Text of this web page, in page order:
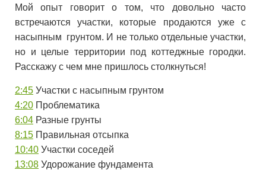
Мой опыт говорит о том, что довольно часто
встречаются участки, которые продаются уже с
насыпным грунтом. И не только отдельные участки,
но и целые территории под коттеджные городки.
Расскажу с чем мне пришлось столкнуться!
2:45 Участки с насыпным грунтом
4:20 Проблематика
6:04 Разные грунты
8:15 Правильная отсыпка
10:40 Участки соседей
13:08 Удорожание фундамента